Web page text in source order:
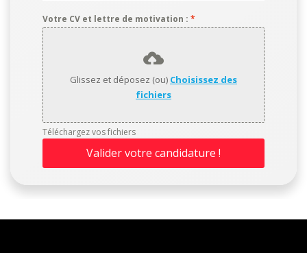
Votre CV et lettre de motivation : *
Glissez et déposez (ou) Choisissez des
fichiers
Téléchargez vos fichiers
Valider votre candidature !